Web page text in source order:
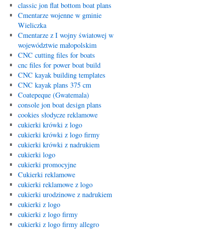
classic jon flat bottom boat plans
Cmentarze wojenne w gminie
Wieliczka
Cmentarze z I wojny światowej w
województwie małopolskim
CNC cutting files for boats
cnc files for power boat build
CNC kayak building templates
CNC kayak plans 375 cm
Coatepeque (Gwatemala)
console jon boat design plans
cookies słodycze reklamowe
cukierki krówki z logo
cukierki krówki z logo firmy
cukierki krówki z nadrukiem
cukierki logo
cukierki promocyjne
Cukierki reklamowe
cukierki reklamowe z logo
cukierki urodzinowe z nadrukiem
cukierki z logo
cukierki z logo firmy
cukierki z logo firmy allegro